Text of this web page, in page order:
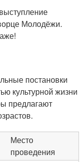
Молодёжи.
постановки
культурной жизни
предлагают
Место
проведения